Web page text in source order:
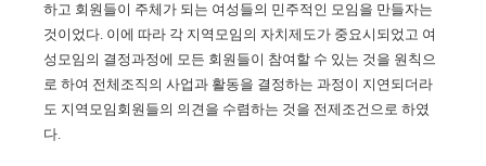
하고 회원들이 주체가 되는 여성들의 민주적인 모임을 만들자는
것이었다. 이에 따라 각 지역모임의 자치제도가 중요시되었고 여
성모임의 결정과정에 모든 회원들이 참여할 수 있는 것을 원칙으
로 하여 전체조직의 사업과 활동을 결정하는 과정이 지연되더라
도 지역모임회원들의 의견을 수렴하는 것을 전제조건으로 하였
다.